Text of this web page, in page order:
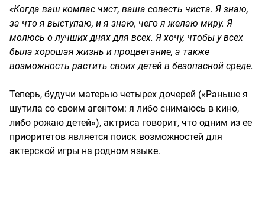
«Когда ваш компас чист, ваша совесть чиста. Я знаю,
за что я выступаю, и я знаю, чего я желаю миру. Я
молюсь о лучших днях для всех. Я хочу, чтобы у всех
была хорошая жизнь и процветание, а также
возможность растить своих детей в безопасной среде.
Теперь, будучи матерью четырех дочерей («Раньше я
шутила со своим агентом: я либо снимаюсь в кино,
либо рожаю детей»), актриса говорит, что одним из ее
приоритетов является поиск возможностей для
актерской игры на родном языке.